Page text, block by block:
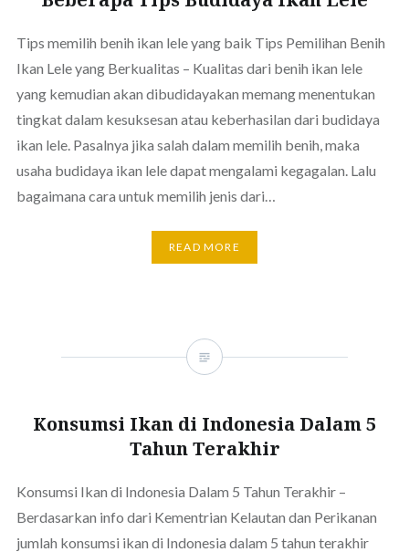
Tips memilih benih ikan lele yang baik Tips Pemilihan Benih
Ikan Lele yang Berkualitas – Kualitas dari benih ikan lele
yang kemudian akan dibudidayakan memang menentukan
tingkat dalam kesuksesan atau keberhasilan dari budidaya
ikan lele. Pasalnya jika salah dalam memilih benih, maka
usaha budidaya ikan lele dapat mengalami kegagalan. Lalu
bagaimana cara untuk memilih jenis dari…
READ MORE
Konsumsi Ikan di Indonesia Dalam 5
Tahun Terakhir
Konsumsi Ikan di Indonesia Dalam 5 Tahun Terakhir –
Berdasarkan info dari Kementrian Kelautan dan Perikanan
jumlah konsumsi ikan di Indonesia dalam 5 tahun terakhir